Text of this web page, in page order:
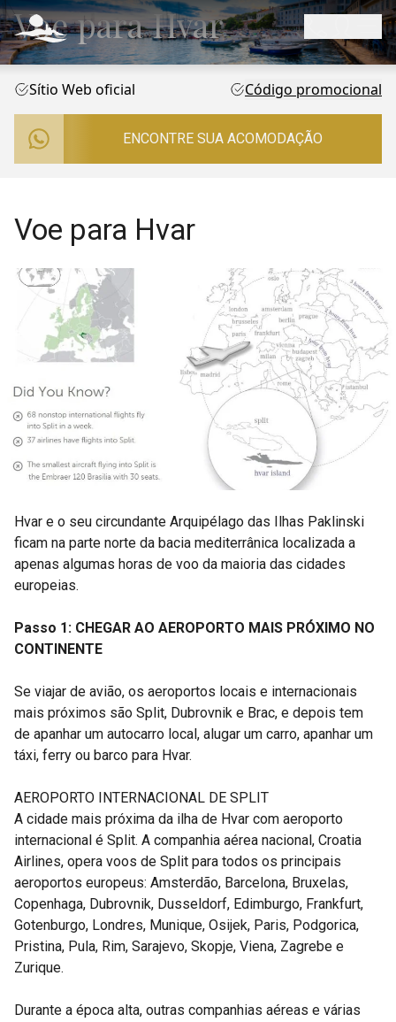
Voe para Hvar
Sítio Web oficial Código promocional
ENCONTRE SUA ACOMODAÇÃO
Voe para Hvar
Hvar e o seu circundante Arquipélago das Ilhas Paklinski
ficam na parte norte da bacia mediterrânica localizada a
apenas algumas horas de voo da maioria das cidades
europeias.
Passo 1: CHEGAR AO AEROPORTO MAIS PRÓXIMO NO
CONTINENTE
Se viajar de avião, os aeroportos locais e internacionais
mais próximos são Split, Dubrovnik e Brac, e depois tem
de apanhar um autocarro local, alugar um carro, apanhar um
táxi, ferry ou barco para Hvar.
AEROPORTO INTERNACIONAL DE SPLIT
A cidade mais próxima da ilha de Hvar com aeroporto
internacional é Split. A companhia aérea nacional, Croatia
Airlines, opera voos de Split para todos os principais
aeroportos europeus: Amsterdão, Barcelona, Bruxelas,
Copenhaga, Dubrovnik, Dusseldorf, Edimburgo, Frankfurt,
Gotenburgo, Londres, Munique, Osijek, Paris, Podgorica,
Pristina, Pula, Rim, Sarajevo, Skopje, Viena, Zagrebe e
Zurique.
Durante a época alta, outras companhias aéreas e várias